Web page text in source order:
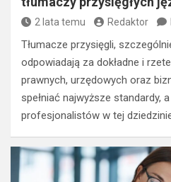
2 lata temu Redaktor
Tłumacze przysięgli,
odpowiadają za dokładne i
prawnych, urzędowych oraz
spełniać najwyższe standardy,
profesjonalistów w tej